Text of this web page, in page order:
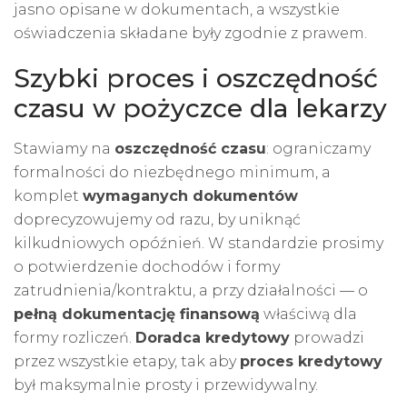
jasno opisane w dokumentach, a wszystkie
oświadczenia składane były zgodnie z prawem.
Szybki proces i oszczędność
czasu w pożyczce dla lekarzy
Stawiamy na oszczędność czasu: ograniczamy
formalności do niezbędnego minimum, a
komplet wymaganych dokumentów
doprecyzowujemy od razu, by uniknąć
kilkudniowych opóźnień. W standardzie prosimy
o potwierdzenie dochodów i formy
zatrudnienia/kontraktu, a przy działalności — o
pełną dokumentację finansową właściwą dla
formy rozliczeń. Doradca kredytowy prowadzi
przez wszystkie etapy, tak aby proces kredytowy
był maksymalnie prosty i przewidywalny.